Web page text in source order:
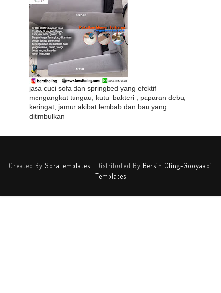
jasa cuci sofa dan springbed yang efektif
mengangkat tungau, kutu, bakteri , paparan debu,
keringat, jamur akibat lembab dan bau yang
ditimbulkan
Created By SoraTemplates | Distributed By Bersih Cling-Gooyaabi
Templates